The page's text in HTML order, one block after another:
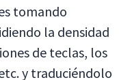
tomando
la densidad
de teclas, los
y traduciéndolo